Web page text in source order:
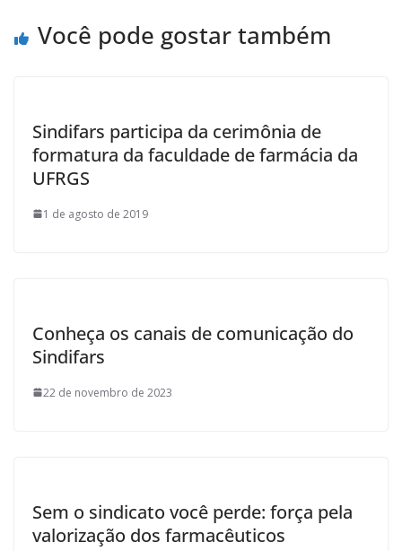
Você pode gostar também
Sindifars participa da cerimônia de
formatura da faculdade de farmácia da
UFRGS
1 de agosto de 2019
Conheça os canais de comunicação do
Sindifars
22 de novembro de 2023
Sem o sindicato você perde: força pela
valorização dos farmacêuticos